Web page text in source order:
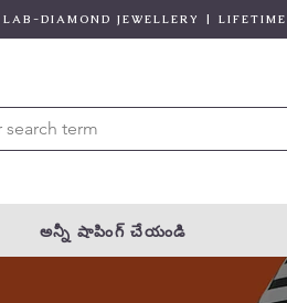
DIAMOND JEWELLERY |
అన్నీ షాపింగ్ చేయండి